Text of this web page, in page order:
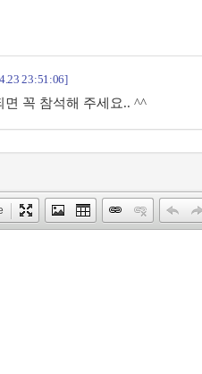
23:51:06]
면 꼭 참석해 주세요.. ^^